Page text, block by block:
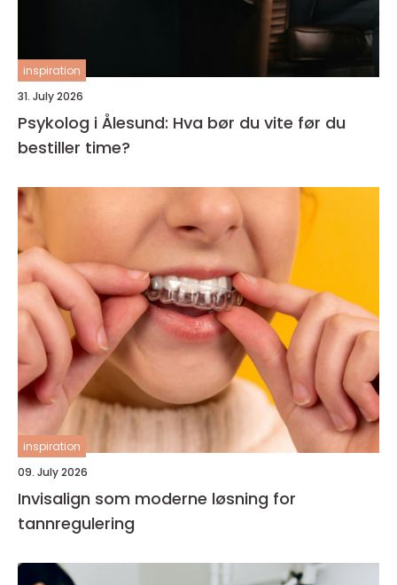
inspiration
31. July 2026
Psykolog i Ålesund: Hva bør du vite før du
bestiller time?
inspiration
09. July 2026
Invisalign som moderne løsning for
tannregulering